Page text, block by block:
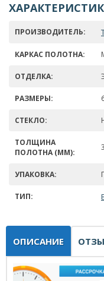
ПРОИЗВОДИТЕЛЬ:
КАРКАС ПОЛОТНА:
ОТДЕЛКА:
РАЗМЕРЫ:
СТЕКЛО:
ТОЛЩИНА
ПОЛОТНА (ММ):
УПАКОВКА:
ТИП:
ОПИСАНИЕ